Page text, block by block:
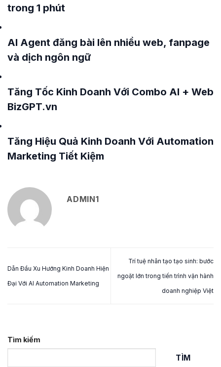
trong 1 phút
AI Agent đăng bài lên nhiều web, fanpage
và dịch ngôn ngữ
Tăng Tốc Kinh Doanh Với Combo AI + Web
BizGPT.vn
Tăng Hiệu Quả Kinh Doanh Với Automation
Marketing Tiết Kiệm
ADMIN1
Dẫn Đầu Xu Hướng Kinh Doanh Hiện
Đại Với AI Automation Marketing
Trí tuệ nhân tạo tạo sinh: bước
ngoặt lớn trong tiến trình vận hành
doanh nghiệp Việt
Tìm kiếm
TÌM